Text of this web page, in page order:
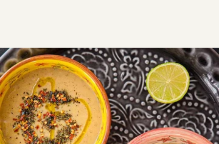
ΣΥΝΤΑΓΕΣ ΑΛΜΥΡΑ ΟΣΠΡΙΑ
Σούπα με κόκκινες φακές
Σούπα με κόκκινες φακές βελουτέ, αρωματισμένη με
κύμινο και δυόσμο, εύκολη, θρεπτική και νόστιμη.
VG